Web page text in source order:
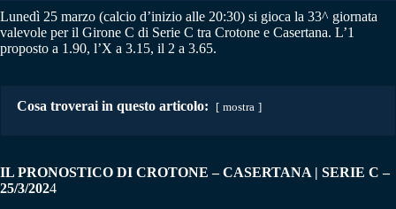
Lunedì 25 marzo (calcio d’inizio alle 20:30) si gioca la 33^ giornata
valevole per il Girone C di Serie C tra Crotone e Casertana. L’1
proposto a 1.90, l’X a 3.15, il 2 a 3.65.
Cosa troverai in questo articolo: mostra
IL PRONOSTICO DI CROTONE – CASERTANA | SERIE C –
25/3/2024